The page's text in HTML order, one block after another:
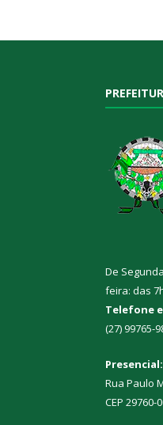
De
feira: das
Telefone
(27) 99765-
Presencial:
Rua Paulo
CEP 29760-